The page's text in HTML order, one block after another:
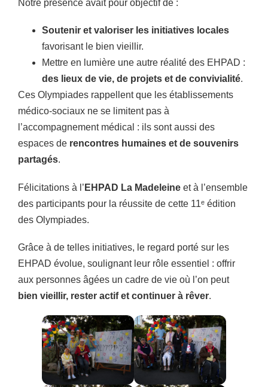
Notre présence avait pour objectif de :
Soutenir et valoriser les initiatives locales
favorisant le bien vieillir.
Mettre en lumière une autre réalité des EHPAD :
des lieux de vie, de projets et de convivialité.
Ces Olympiades rappellent que les établissements
médico-sociaux ne se limitent pas à
l’accompagnement médical : ils sont aussi des
espaces de rencontres humaines et de souvenirs
partagés.
Félicitations à l’ EHPAD La Madeleine et à l’ensemble
des participants pour la réussite de cette 11ᵉ édition
des Olympiades.
Grâce à de telles initiatives, le regard porté sur les
EHPAD évolue, soulignant leur rôle essentiel : offrir
aux personnes âgées un cadre de vie où l’on peut
bien vieillir, rester actif et continuer à rêver.